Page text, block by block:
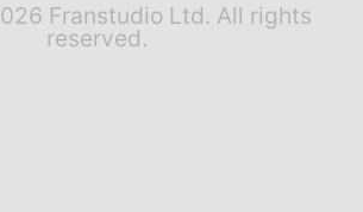
Franstudio Ltd. All rights
reserved.